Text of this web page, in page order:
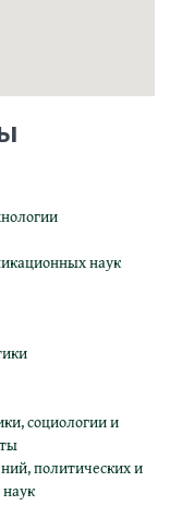
наук
социологии и
политических и